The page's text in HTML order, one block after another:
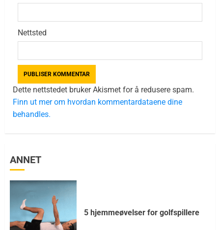
Nettsted
Dette nettstedet bruker Akismet for å redusere spam.
Finn ut mer om hvordan kommentardataene dine
behandles.
ANNET
5 hjemmeøvelser for golfspillere